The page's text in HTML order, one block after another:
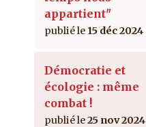
appartient"
15 déc 2024
Démocratie et
écologie : même
combat !
25 nov 2024